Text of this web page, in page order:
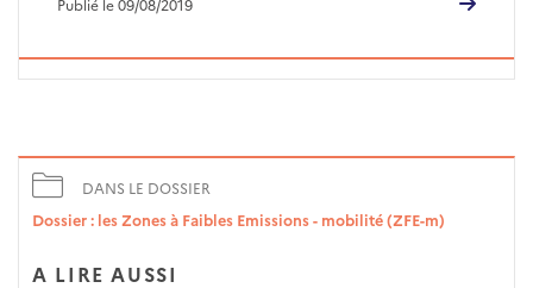
Publié le 09/08/2019
DANS LE DOSSIER
Dossier : les Zones à Faibles Emissions - mobilité (ZFE-m)
A LIRE AUSSI